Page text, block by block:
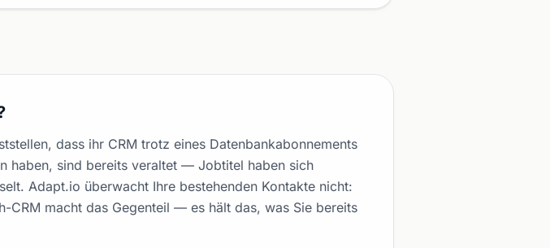
dass ihr CRM trotz eines Datenbankabonnements
haben, sind bereits veraltet — Jobtitel haben sich
Adapt.io überwacht Ihre bestehenden Kontakte nicht:
CRM macht das Gegenteil — es hält das, was Sie bereits